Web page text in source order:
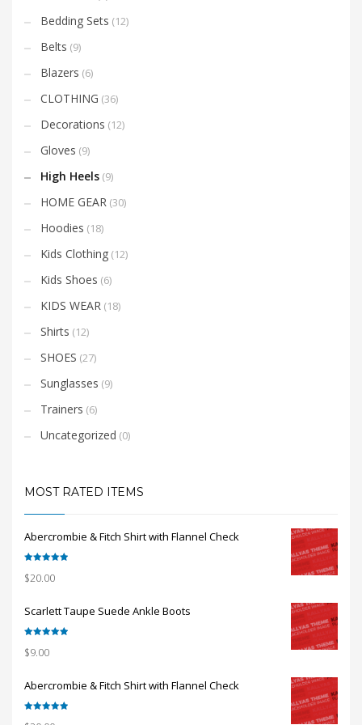
Bedding Sets (12)
Belts (9)
Blazers (6)
CLOTHING (36)
Decorations (12)
Gloves (9)
High Heels (9)
HOME GEAR (30)
Hoodies (18)
Kids Clothing (12)
Kids Shoes (6)
KIDS WEAR (18)
Shirts (12)
SHOES (27)
Sunglasses (9)
Trainers (6)
Uncategorized (0)
MOST RATED ITEMS
Abercrombie & Fitch Shirt with Flannel Check
out of 5
$20.00
Scarlett Taupe Suede Ankle Boots
out of 5
$9.00
Abercrombie & Fitch Shirt with Flannel Check